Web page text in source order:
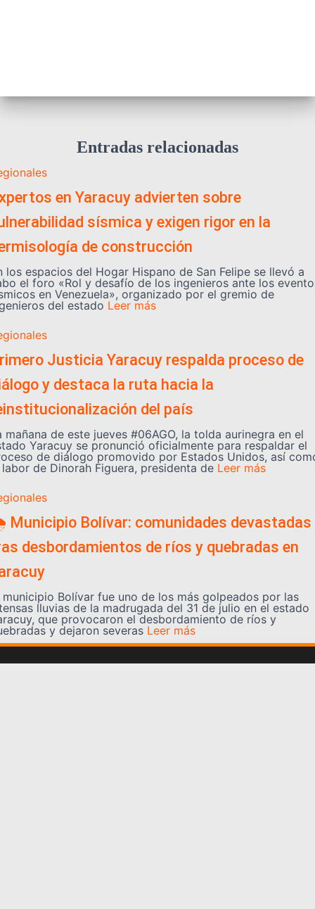
Entradas relacionadas
en Yaracuy advierten sobre
sísmica y exigen rigor en la
de construcción
los espacios del Hogar Hispano de San Felipe se llevó a
el foro «Rol y desafío de los ingenieros ante los
en Venezuela», organizado por el gremio de
del estado Leer más
Justicia Yaracuy respalda proceso de
y destaca la ruta hacia la
del país
mañana de este jueves #06AGO, la tolda aurinegra en el
Yaracuy se pronunció oficialmente para respaldar el
de diálogo promovido por Estados Unidos, así
de Dinorah Figuera, presidenta de Leer más
Bolívar: comunidades devastadas
desbordamientos de ríos y quebradas en
municipio Bolívar fue uno de los más golpeados por las
lluvias de la madrugada del 31 de julio en el estado
que provocaron el desbordamiento de ríos y
y dejaron severas Leer más